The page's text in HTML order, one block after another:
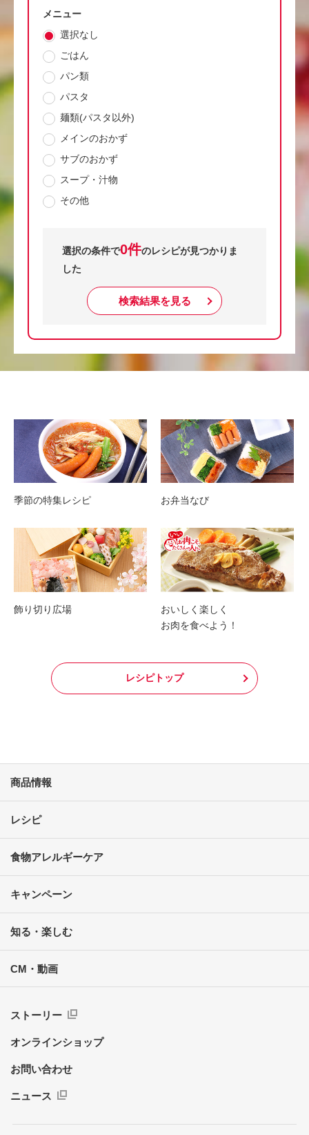
メニュー
選択なし
ごはん
パン類
パスタ
麺類(パスタ以外)
メインのおかず
サブのおかず
スープ・汁物
その他
選択の条件で0件のレシピが見つかりま
した
検索結果を見る
季節の特集レシピ お弁当なび
飾り切り広場
おいしく楽しく
お肉を食べよう！
レシピトップ
商品情報
レシピ
食物アレルギーケア
キャンペーン
知る・楽しむ
CM・動画
ストーリー
オンラインショップ
お問い合わせ
ニュース